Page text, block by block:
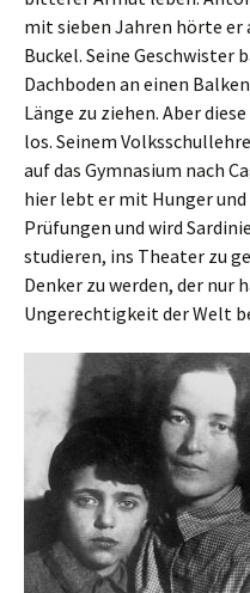
mit sieben Jahren hörte er
Buckel. Seine Geschwis­ter
Dachbo­den an einen
Länge zu ziehen. Aber
los. Seinem
auf das Gymna­si­um nach
hier lebt er mit Hunger
Prüfun­gen und wird
studie­ren, ins Theater zu
Denker zu werden, der nur
Ungerech­tig­keit der Welt